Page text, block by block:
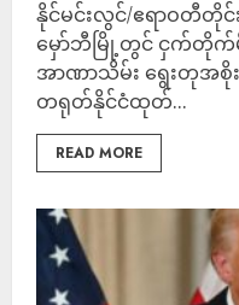
နိုင်မင်းလွင်/ဧရာဝတီတို
မှော်ဘီမြို့တွင် ငှက်တိုက်
အာဏာသိမ်း ရွေးတုအ
တရုတ်နိုင်ငံထုတ်...
READ MORE